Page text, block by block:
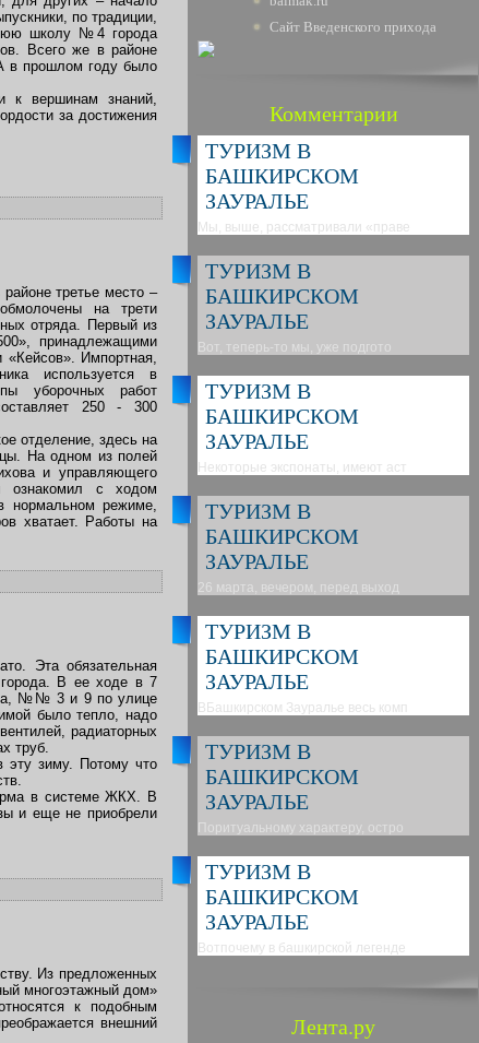
по традиции,
школу №4 города
Всего же в районе
в прошлом году было
к вершинам знаний,
за достижения
третье место –
на трети
отряда. Первый из
принадлежащими
«Кейсов». Импортная,
используется в
уборочных работ
250 - 300
отделение, здесь на
На одном из полей
и управляющего
ознакомил с ходом
нормальном режиме,
хватает. Работы на
Эта обязательная
города. В ее ходе в 7
№№ 3 и 9 по улице
было тепло, надо
радиаторных
труб.
зиму. Потому что
в системе ЖКХ. В
и еще не приобрели
Из предложенных
многоэтажный дом»
к подобным
внешний
Сайт Введенского прихода
Комментарии
ТУРИЗМ В
БАШКИРСКОМ
ЗАУРАЛЬЕ
Мы, выше, рассматривали «праве
ТУРИЗМ В
БАШКИРСКОМ
ЗАУРАЛЬЕ
Вот, теперь-то мы, уже подгото
ТУРИЗМ В
БАШКИРСКОМ
ЗАУРАЛЬЕ
Некоторые экспонаты, имеют аст
ТУРИЗМ В
БАШКИРСКОМ
ЗАУРАЛЬЕ
26 марта, вечером, перед выход
ТУРИЗМ В
БАШКИРСКОМ
ЗАУРАЛЬЕ
ВБашкирском Зауралье весь комп
ТУРИЗМ В
БАШКИРСКОМ
ЗАУРАЛЬЕ
Поритуальному характеру, остро
ТУРИЗМ В
БАШКИРСКОМ
ЗАУРАЛЬЕ
Вотпочему в башкирской легенде
Лента.ру